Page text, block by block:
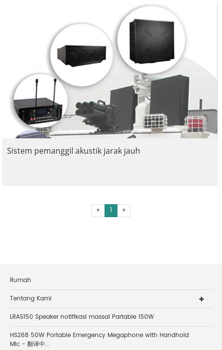
Sistem pemanggil akustik jarak jauh
« 1 »
Rumah
Tentang Kami
LRAS150 Speaker notifikasi massal Partable 150W
HS268 50W Portable Emergency Megaphone with Handhold
Mic - 翻译中...